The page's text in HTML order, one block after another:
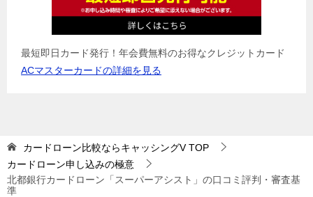
最短即日カード発行！年会費無料のお得なクレジットカード
ACマスターカードの詳細を見る
カードローン比較ならキャッシングVTOP
カードローン申し込みの極意
北都銀行カードローン「スーパーアシスト」の口コミ評判・審査基
準